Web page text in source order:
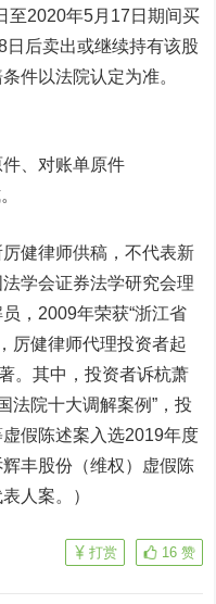
至2020年5月17日期间买
日后卖出或继续持有该股
件以法院认定为准。
、对账单原件
健律师供稿，不代表新
学会证券法学研究会理
，2009年荣获“浙江省
厉健律师代理投资者起
。其中，投资者诉杭萧
法院十大调解案例”，投
虚假陈述案入选2019年度
辉丰股份 （维权）虚假陈
人案。）
16 赞
打赏